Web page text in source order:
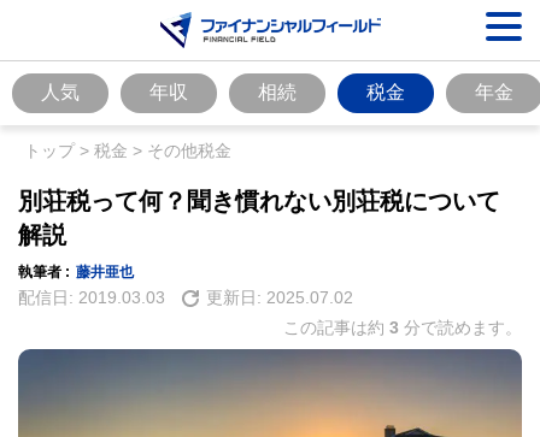
人気 年収 相続 税金 年金
トップ> 税金 > その他税金
別荘税って何？聞き慣れない別荘税について
解説
執筆者 : 藤井亜也
配信日: 2019.03.03 更新日: 2025.07.02
この記事は約 3 分で読めます。